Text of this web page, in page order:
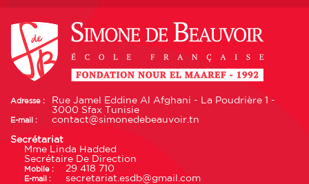
Adresse :
Rue Jamel Eddine Al Afghani - La Poudrière 1 -
3000 Sfax Tunisie
E-mail : contact@simonedebeauvoir.tn
Secrétariat
Mme Linda Hadded
Secrétaire De Direction
Mobile : 29 418 710
E-mail : secretariat.esdb@gmail.com